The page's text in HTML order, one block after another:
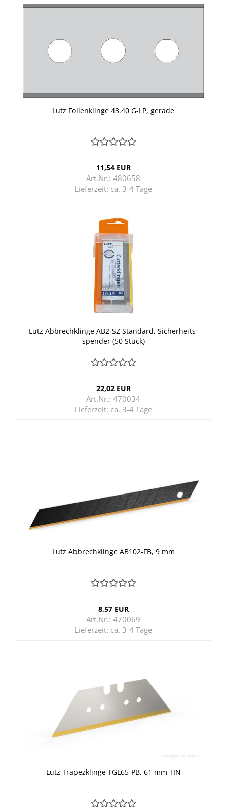
Lutz Fo­li­en­klin­ge 43.40 G-LP, ge­ra­de
11,54 EUR
Art.Nr.: 480658
Lieferzeit: ca. 3-4 Tage
Lutz Ab­brech­klin­ge AB2-​SZ Stan­dard, Si­cher­heits­
spen­der (50 Stück)
22,02 EUR
Art.Nr.: 470034
Lieferzeit: ca. 3-4 Tage
Lutz Ab­brech­klin­ge AB102-​​FB, 9 mm
8,57 EUR
Art.Nr.: 470069
Lieferzeit: ca. 3-4 Tage
Lutz Tra­pez­klin­ge TGL65-​​PB, 61 mm TIN